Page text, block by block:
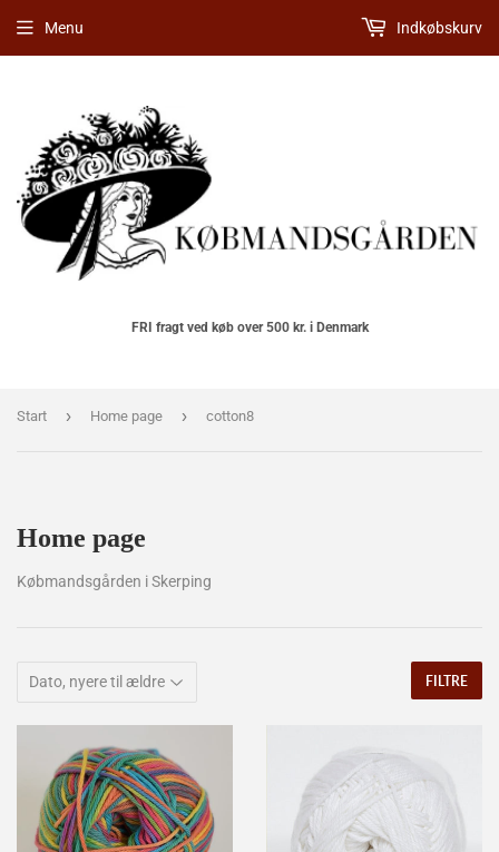
FRI fragt ved køb over 500 kr. i Denmark
Menu Indkøbskurv
Start › Home page › cotton8
Home page
Købmandsgården i Skerping
FILTRE